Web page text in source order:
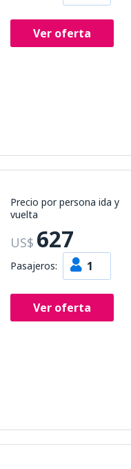
Ver oferta
Precio por persona ida y
vuelta
US$ 627
Pasajeros: 1
Ver oferta